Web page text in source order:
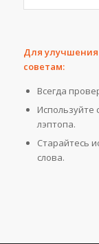
Для улучшения
советам:
Всегда
Используйте
лэптопа.
Старайтесь
слова.